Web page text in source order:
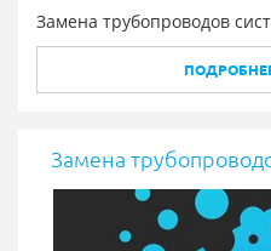
Замена трубопроводов
Замена